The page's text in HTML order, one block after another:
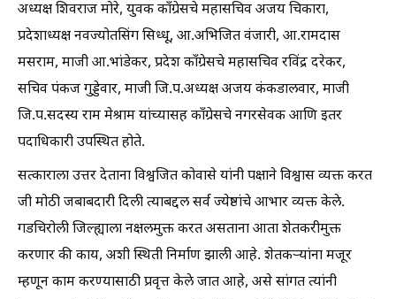
अध्यक्ष शिवराज मोरे, युवक काँग्रेसचे महासचिव अजय चिकारा,
प्रदेशाध्यक्ष नवज्योतसिंग सिध्धू, आ.अभिजित वंजारी, आ.रामदास
मसराम, माजी आ.भांडेकर, प्रदेश काँग्रेसचे महासचिव रविंद्र दरेकर,
सचिव पंकज गुड्डेवार, माजी जि.प.अध्यक्ष अजय कंकडालवार, माजी
जि.प.सदस्य राम मेश्राम यांच्यासह काँग्रेसचे नगरसेवक आणि इतर
पदाधिकारी उपस्थित होते.
सत्काराला उत्तर देताना विश्वजित कोवासे यांनी पक्षाने विश्वास व्यक्त करत
जी मोठी जबाबदारी दिली त्याबद्दल सर्व ज्येष्ठांचे आभार व्यक्त केले.
गडचिरोली जिल्ह्याला नक्षलमुक्त करत असताना आता शेतकरीमुक्त
करणार की काय, अशी स्थिती निर्माण झाली आहे. शेतकऱ्यांना मजूर
म्हणून काम करण्यासाठी प्रवृत्त केले जात आहे, असे सांगत त्यांनी